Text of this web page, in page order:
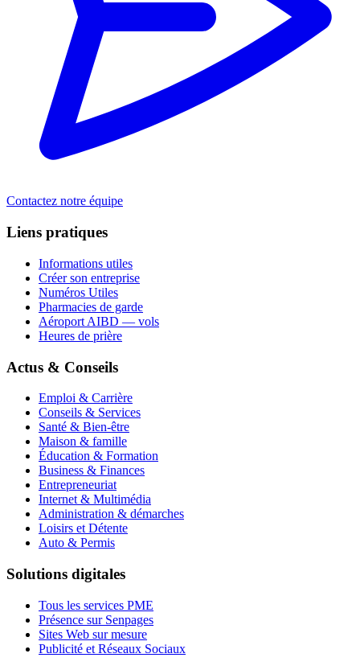
Contactez notre équipe
Liens pratiques
Informations utiles
Créer son entreprise
Numéros Utiles
Pharmacies de garde
Aéroport AIBD — vols
Heures de prière
Actus & Conseils
Emploi & Carrière
Conseils & Services
Santé & Bien-être
Maison & famille
Éducation & Formation
Business & Finances
Entrepreneuriat
Internet & Multimédia
Administration & démarches
Loisirs et Détente
Auto & Permis
Solutions digitales
Tous les services PME
Présence sur Senpages
Sites Web sur mesure
Publicité et Réseaux Sociaux